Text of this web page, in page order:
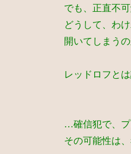
でも、正直不
どうして、わ
開いてしまうの
レッドロフと
…確信犯で、プ
その可能性は、